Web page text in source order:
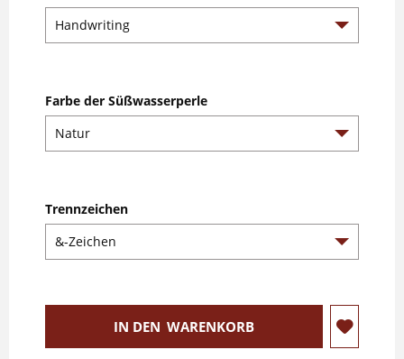
Farbe der Süßwasserperle
Trennzeichen
IN DEN WARENKORB